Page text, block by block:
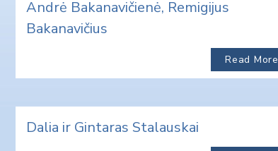
Andrė Bakanavičienė, Remigijus
Bakanavičius
Read More
Dalia ir Gintaras Stalauskai